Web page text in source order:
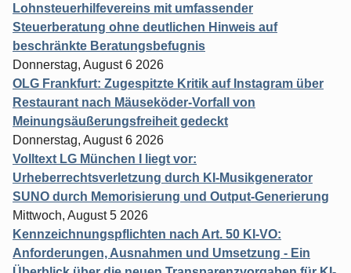
Lohnsteuerhilfevereins mit umfassender
Steuerberatung ohne deutlichen Hinweis auf
beschränkte Beratungsbefugnis
Donnerstag, August 6 2026
OLG Frankfurt: Zugespitzte Kritik auf Instagram über
Restaurant nach Mäuseköder-Vorfall von
Meinungsäußerungsfreiheit gedeckt
Donnerstag, August 6 2026
Volltext LG München I liegt vor:
Urheberrechtsverletzung durch KI-Musikgenerator
SUNO durch Memorisierung und Output-Generierung
Mittwoch, August 5 2026
Kennzeichnungspflichten nach Art. 50 KI-VO:
Anforderungen, Ausnahmen und Umsetzung - Ein